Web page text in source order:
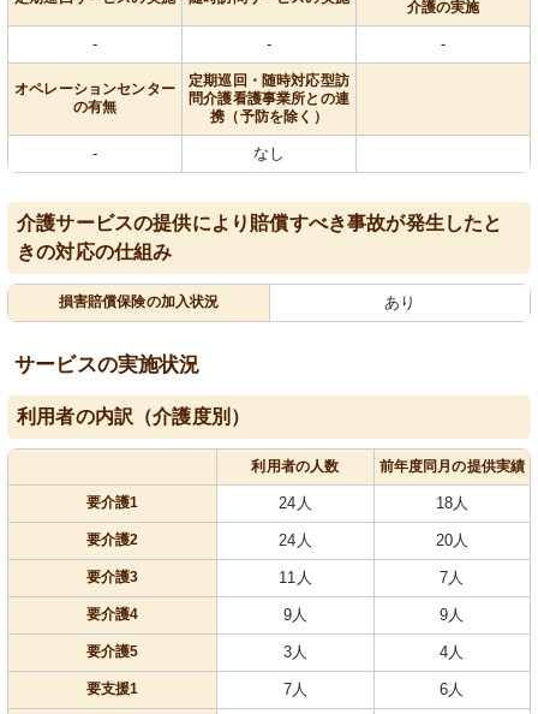
介護の実施
- - -
オペレーションセンター
の有無
定期巡回・随時対応型訪
問介護看護事業所との連
携（予防を除く）
- なし
介護サービスの提供により賠償すべき事故が発生したと
きの対応の仕組み
損害賠償保険の加入状況 あり
サービスの実施状況
利用者の内訳（介護度別）
利用者の人数 前年度同月の提供実績
要介護1 24人 18人
要介護2 24人 20人
要介護3 11人 7人
要介護4 9人 9人
要介護5 3人 4人
要支援1 7人 6人